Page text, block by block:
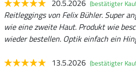
20.5.2026 (bestätigter
Reitleggings von Felix Bühler. Super
wie eine zweite Haut. Produkt wie
wieder bestellen. Optik einfach ein
13.5.2026 (bestätigter